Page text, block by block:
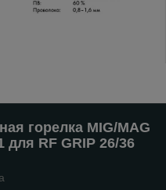
горелка MIG/MAG
для RF GRIP 26/36